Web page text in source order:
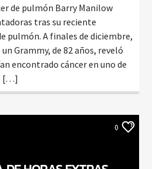
de pulmón Barry Manilow
tras su reciente
pulmón. A finales de diciembre,
Grammy, de 82 años, reveló
encontrado cáncer en uno de
[…]
0